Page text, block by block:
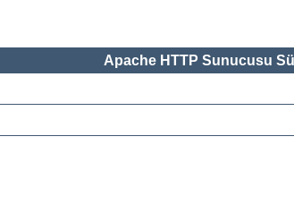
Apache HTTP Sunucusu